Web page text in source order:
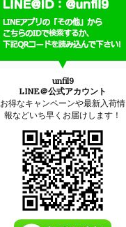
unfil9
LINE＠公式アカウント
お得なキャンペーンや最新入荷情
報などいち早くお届けします！